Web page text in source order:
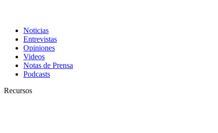
Noticias
Entrevistas
Opiniones
Videos
Notas de Prensa
Podcasts
Recursos